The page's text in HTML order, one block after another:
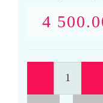
Серьги
4